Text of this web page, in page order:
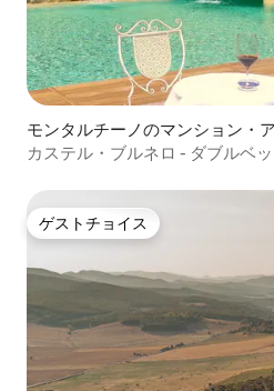
モンタルチーノのマンション・
カステル・ブルネロ - ダブルベ
ゲストチョイス
ゲストチョイス